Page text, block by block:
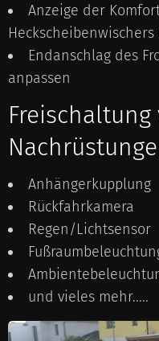
Anzeige der
Endanschlag des
anpassen
Freischaltung
Anhängerkupplung
Rückfahrkamera
Regen/Lichtsensor
und vieles mehr.....